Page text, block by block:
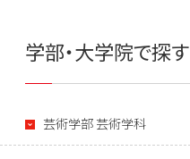
学部・大学院で探す
芸術学部 芸術学科